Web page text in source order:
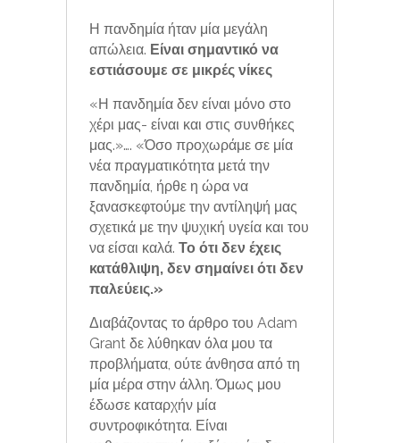
Η πανδημία ήταν μία μεγάλη
απώλεια. Είναι σημαντικό να
εστιάσουμε σε μικρές νίκες
«Η πανδημία δεν είναι μόνο στο
χέρι μας- είναι και στις συνθήκες
μας.»…. «Όσο προχωράμε σε μία
νέα πραγματικότητα μετά την
πανδημία, ήρθε η ώρα να
ξανασκεφτούμε την αντίληψή μας
σχετικά με την ψυχική υγεία και του
να είσαι καλά. Το ότι δεν έχεις
κατάθλιψη, δεν σημαίνει ότι δεν
παλεύεις.»
Διαβάζοντας το άρθρο του Adam
Grant δε λύθηκαν όλα μου τα
προβλήματα, ούτε άνθησα από τη
μία μέρα στην άλλη. Όμως μου
έδωσε καταρχήν μία
συντροφικότητα. Είναι